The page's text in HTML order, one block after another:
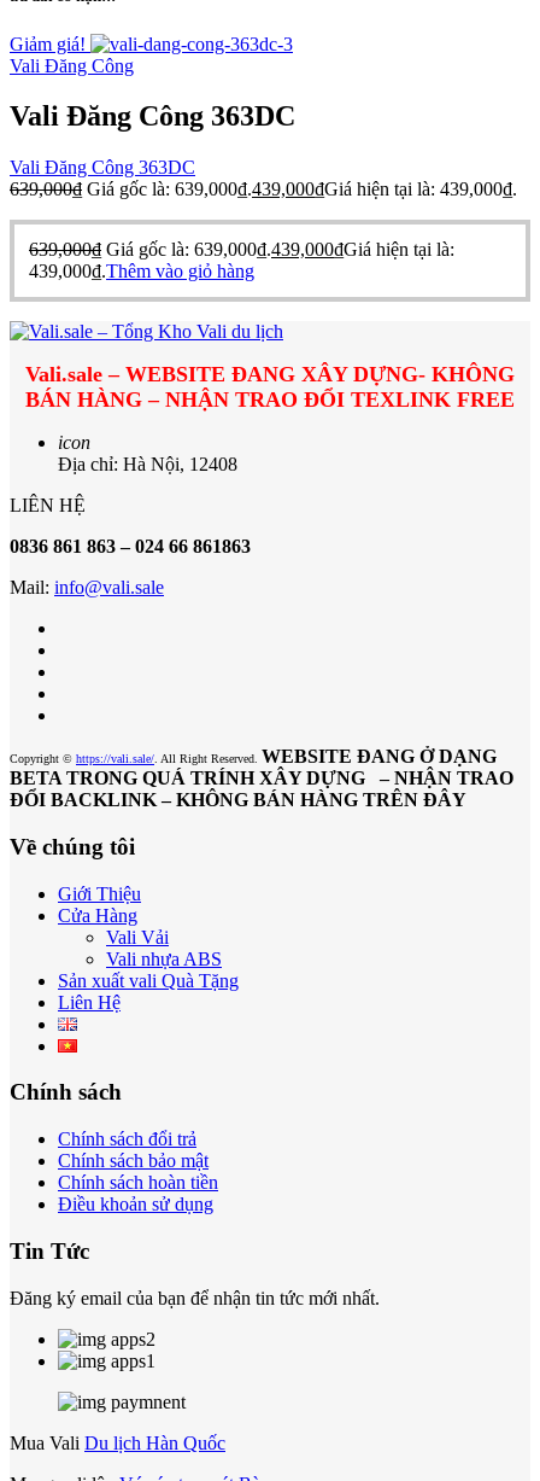
Giảm giá!
Vali Đăng Công
Vali Đăng Công 363DC
Vali Đăng Công 363DC
639,000₫ Giá gốc là: 639,000₫.439,000₫Giá hiện tại là: 439,000₫.
639,000₫ Giá gốc là: 639,000₫.439,000₫Giá hiện tại là:
439,000₫.Thêm vào giỏ hàng
Vali.sale – WEBSITE ĐANG XÂY DỰNG- KHÔNG
BÁN HÀNG – NHẬN TRAO ĐỔI TEXLINK FREE
icon
Địa chỉ: Hà Nội, 12408
LIÊN HỆ
0836 861 863 – 024 66 861863
Mail: info@vali.sale
Copyright © https://vali.sale/. All Right Reserved. WEBSITE ĐANG Ở DẠNG
BETA TRONG QUÁ TRÍNH XÂY DỰNG – NHẬN TRAO
ĐỔI BACKLINK – KHÔNG BÁN HÀNG TRÊN ĐÂY
Về chúng tôi
Giới Thiệu
Cửa Hàng
Vali Vải
Vali nhựa ABS
Sản xuất vali Quà Tặng
Liên Hệ
Chính sách
Chính sách đổi trả
Chính sách bảo mật
Chính sách hoàn tiền
Điều khoản sử dụng
Tin Tức
Đăng ký email của bạn để nhận tin tức mới nhất.
Mua Vali Du lịch Hàn Quốc